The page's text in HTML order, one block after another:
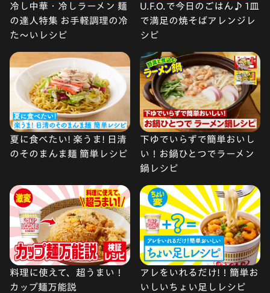
冷し中華・冷しラーメン 麺
の達人特集 お手軽調理の冷
た〜いレシピ
U.F.O.で今日のごはん♪ 1皿
で満足の焼そばアレンジレ
シピ
夏に食べたい! 楽うま! 日清
のそのまんま麺 簡単レシピ
下ゆでいらずで簡単おいし
い！お鍋ひとつでラーメン
鍋レシピ
料理に使えて、超うまい！
カップ麺万能説
アレをいれるだけ!！簡単お
いしいちょい足しレシピ